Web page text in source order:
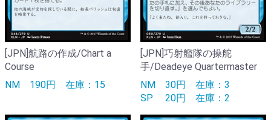
[JPN]航路の作成/Chart a
Course
NM 190円 在庫：15
[JPN]巧射艦隊の操舵
手/Deadeye Quartermaster
NM 30円 在庫：3
SP
20円 在庫：2